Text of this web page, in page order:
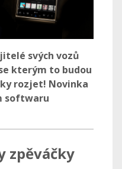
svých vozů
kterým to budou
rozjet! Novinka
softwaru
zpěváčky